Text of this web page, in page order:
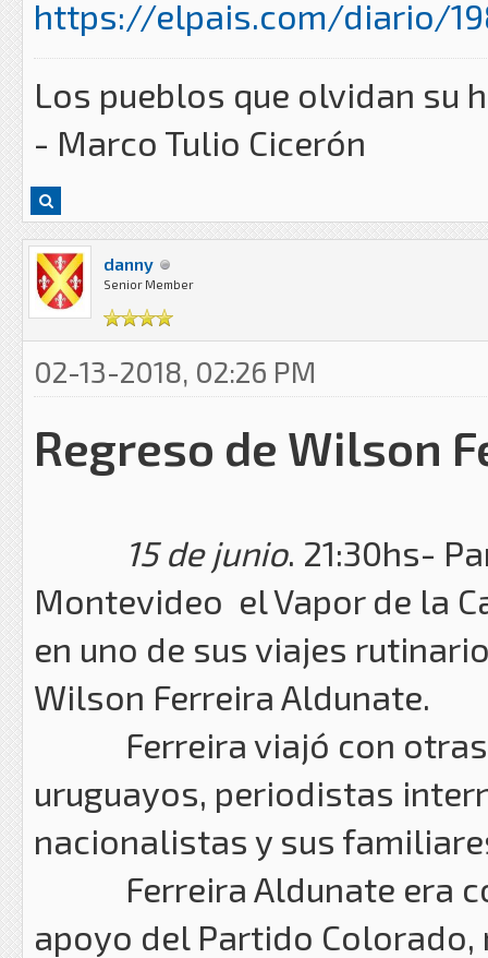
https://elpais.com/diario/
Los pueblos que olvidan su
- Marco Tulio Cicerón
danny
Senior Member
02-13-2018, 02:26 PM
Regreso de Wilson
15 de junio. 21:30hs-
Montevideo el Vapor de la
en uno de sus viajes
Wilson Ferreira Aldunate.
Ferreira viajó con otras
uruguayos, periodistas
nacionalistas y sus
Ferreira Aldunate era
apoyo del Partido